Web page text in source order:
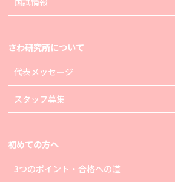
さわ研究所について
代表メッセージ
スタッフ募集
初めての方へ
3つのポイント・合格への道